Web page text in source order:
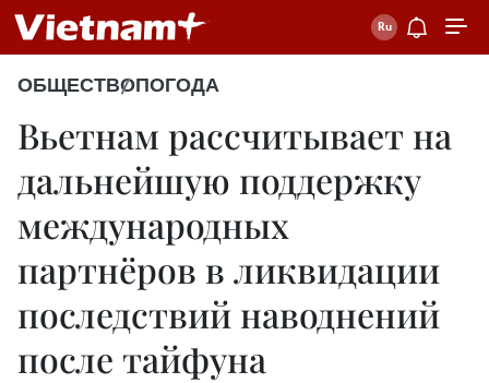
ОБЩЕСТВОПОГОДА
Вьетнам рассчитывает на
дальнейшую поддержку
международных
партнёров в ликвидации
последствий наводнений
после тайфуна